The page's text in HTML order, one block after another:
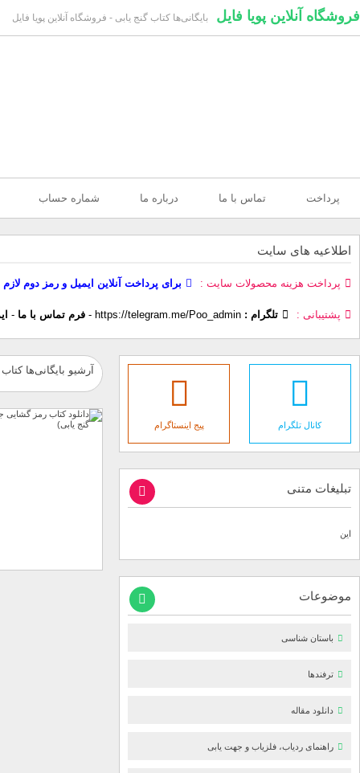
فروشگاه آنلاین پویا فایل بایگانی‌ها کتاب گنج یابی - فروشگاه آنلاین پویا فایل
پرداخت تماس با ما درباره ما شماره حساب
اطلاعیه های سایت
پرداخت هزینه محصولات سایت برای پرداخت آنلاین ایمیل و رمز دوم
پشتیبانی تلگرام : https://telegram.me/Poo_admin
- فرم تماس با ما -
آرشیو بایگانی‌ها
کانال تلگرام پیج اینستاگرام
تبلیغات متنی
این
موضوعات
باستان شناسی
ترفندها
دانلود مقاله
راهنمای ردیاب، فلزیاب و جهت یابی